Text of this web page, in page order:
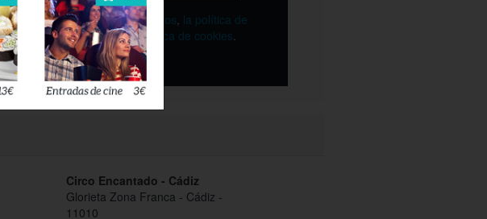
Acepto lostérminos, la política de
privacidadyla política de cookies.
Circo Encantado - Cádiz
Glorieta Zona Franca - Cádiz -
11010